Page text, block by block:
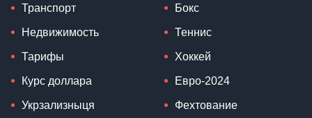
Транспорт
Недвижимость
Тарифы
Курс доллара
Укрзализныця
Бокс
Теннис
Хоккей
Евро-2024
Фехтование